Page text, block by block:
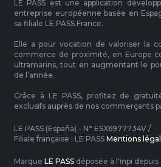
LE PASS est une application
entreprise européenne basée en
sa filiale LE PASS France.
Elle a pour vocation de valoriser la
commerce de proximité, en Europe
ultramarins, tout en augmentant le
de l’année.
Grâce à LE PASS, profitez de
exclusifs auprès de nos commerçants
LE PASS (España) - N° ESX6977734V /
Filiale française : LE PASS Mentions
Marque LE PASSdéposée à l'inpi depuis